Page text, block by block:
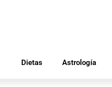
Dietas Astrología